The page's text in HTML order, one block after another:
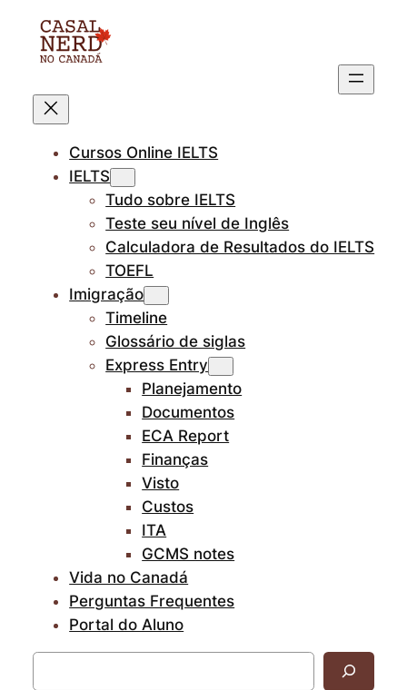
Cursos Online IELTS
IELTS
Tudo sobre IELTS
Teste seu nível de Inglês
Calculadora de Resultados do IELTS
TOEFL
Imigração
Timeline
Glossário de siglas
Express Entry
Planejamento
Documentos
ECA Report
Finanças
Visto
Custos
ITA
GCMS notes
Vida no Canadá
Perguntas Frequentes
Portal do Aluno
Pesquisar